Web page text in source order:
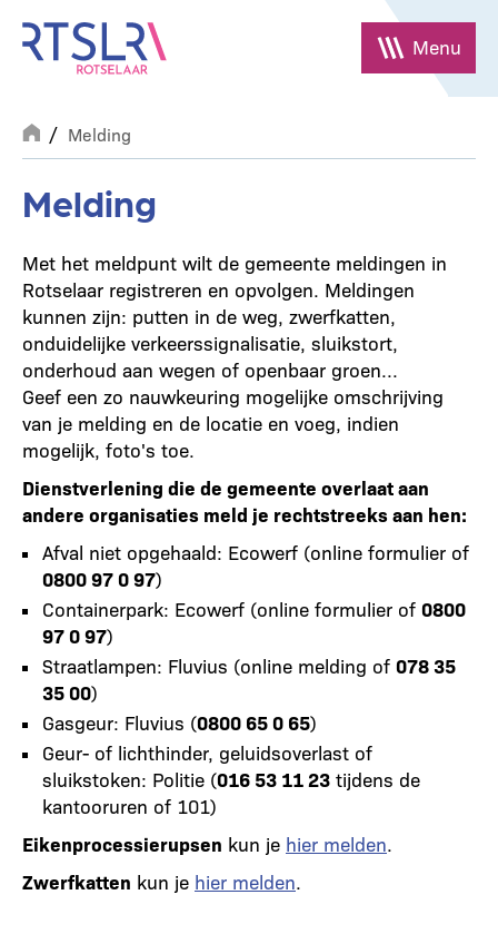
naar
inhoud
gaan
Menu
Breadcrumb
Melding
Melding
Met het meldpunt wilt de gemeente meldingen in
Rotselaar registreren en opvolgen. Meldingen
kunnen zijn: putten in de weg, zwerfkatten,
onduidelijke verkeerssignalisatie, sluikstort,
onderhoud aan wegen of openbaar groen...
Geef een zo nauwkeuring mogelijke omschrijving
van je melding en de locatie en voeg, indien
mogelijk, foto's toe.
Dienstverlening die de gemeente overlaat aan
andere organisaties meld je rechtstreeks aan hen:
Afval niet opgehaald: Ecowerf (online formulier of
0800 97 0 97)
Containerpark: Ecowerf (online formulier of 0800
97 0 97)
Straatlampen: Fluvius (online melding of 078 35
35 00)
Gasgeur: Fluvius (0800 65 0 65)
Geur- of lichthinder, geluidsoverlast of
sluikstoken: Politie (016 53 11 23 tijdens de
kantooruren of 101)
Eikenprocessierupsen kun je hier melden.
Zwerfkatten kun je hier melden.